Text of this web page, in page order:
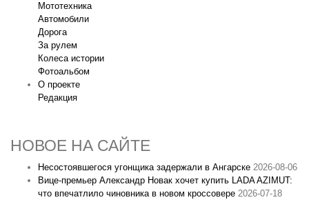
Мототехника
Автомобили
Дорога
За рулем
Колеса истории
Фотоальбом
О проекте
Редакция
НОВОЕ НА САЙТЕ
Несостоявшегося угонщика задержали в Ангарске 2026-08-06
Вице‑премьер Александр Новак хочет купить LADA AZIMUT:
что впечатлило чиновника в новом кроссовере 2026-07-18